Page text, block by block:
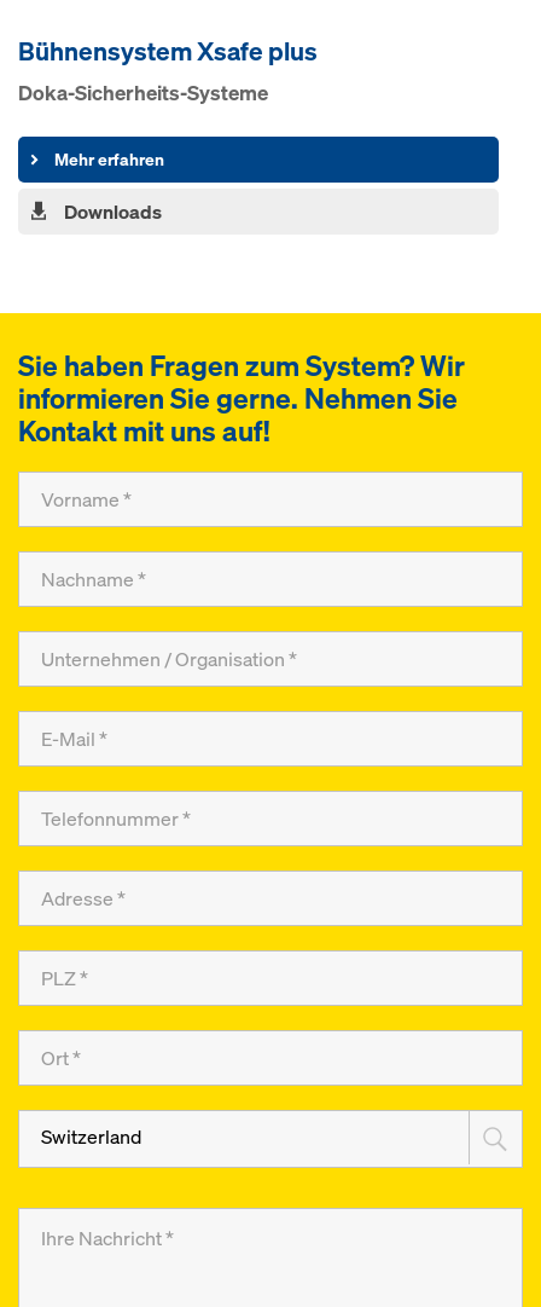
Bühnensystem Xsafe plus
Doka-Sicherheits-Systeme
Mehr erfahren
Downloads
Sie haben Fragen zum System? Wir
informieren Sie gerne. Nehmen Sie
Kontakt mit uns auf!
Switzerland